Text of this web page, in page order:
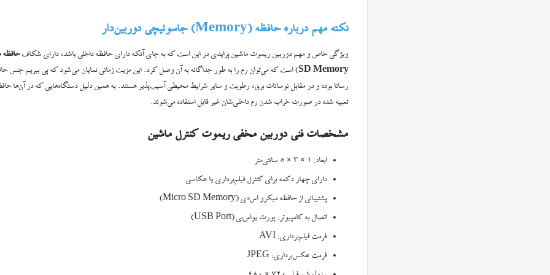
نکته مهم درباره حافظه (Memory) جاسوئیچی دوربین‌دار
ویژگی خاص و مهم دوربین ریموت ماشین پرایدی در این است که به جای آنکه دارای حافظه داخلی باشد، دارای شکاف
SD Memory) است که می‌توان رم را به طور جداگانه به آن وصل کرد. این مزیت زمانی نمایان می‌شود که پی ببریم جنس
رسانا بوده و در مقابل نوسانات برق، رطوبت و سایر شرایط محیطی آسیب‌پذیر هستند. به همین دلیل دستگاه‌هایی که در آن‌ها
تعبیه شده در صورت خراب شدن رم داخلی‌شان غیر قابل استفاده می‌شوند.
مشخصات فنی دوربین مخفی ریموت کنترل ماشین
ابعاد: ۱ × ۳ × ۵ سانتی‌متر
دارای چهار دکمه برای کنترل فیلم‌برداری یا عکاسی
پشتیبانی از حافظه میکرو اس‌دی (Micro SD Memory)
اتصال به کامپیوتر: پورت یو‌اس‌بی (USB Port)
فرمت فیلم‌برداری: AVI
فرمت عکس‌برداری: JPEG